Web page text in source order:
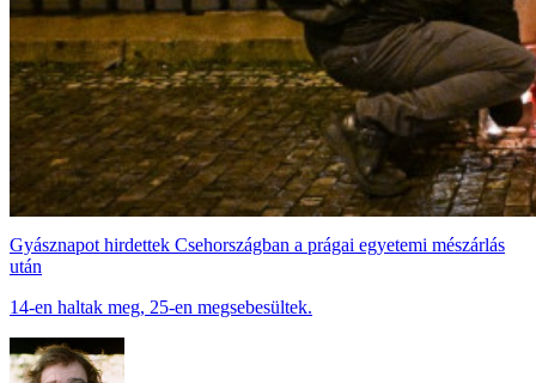
Gyásznapot hirdettek Csehországban a prágai egyetemi mészárlás
után
14-en haltak meg, 25-en megsebesültek.